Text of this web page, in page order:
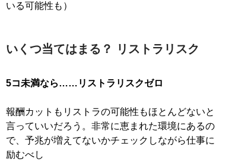
いる可能性も）
いくつ当てはまる？ リストラリスク
5コ未満なら……リストラリスクゼロ
報酬カットもリストラの可能性もほとんどないと
言っていいだろう。非常に恵まれた環境にあるの
で、予兆が増えてないかチェックしながら仕事に
励むべし